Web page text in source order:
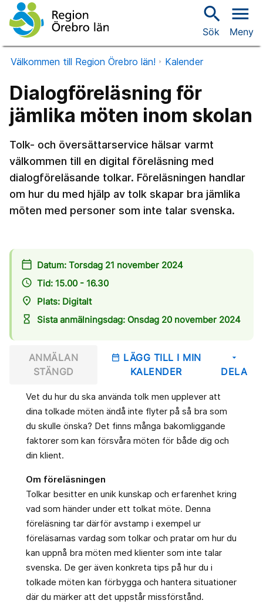
search
Sök
menu
Meny
Välkommen till Region Örebro län! Kalender
Dialogföreläsning för
jämlika möten inom skolan
Tolk- och översättarservice hälsar varmt
välkommen till en digital föreläsning med
dialogföreläsande tolkar. Föreläsningen handlar
om hur du med hjälp av tolk skapar bra jämlika
möten med personer som inte talar svenska.
calendar_today Datum: Torsdag 21 november 2024
access_time Tid: 15.00 - 16.30
place
Plats: Digitalt
hourglass_empty
Sista anmälningsdag: Onsdag 20 november 2024
ANMÄLAN
STÄNGD
date_range LÄGG TILL I MIN
KALENDER
arrow_drop_down
DELA
Vet du hur du ska använda tolk men upplever att
dina tolkade möten ändå inte flyter på så bra som
du skulle önska? Det finns många bakomliggande
faktorer som kan försvåra möten för både dig och
din klient.
Om föreläsningen
Tolkar besitter en unik kunskap och erfarenhet kring
vad som händer under ett tolkat möte. Denna
föreläsning tar därför avstamp i exempel ur
föreläsarnas vardag som tolkar och pratar om hur du
kan uppnå bra möten med klienter som inte talar
svenska. De ger även konkreta tips på hur du i
tolkade möten kan förbygga och hantera situationer
där du märker att det uppstår missförstånd.